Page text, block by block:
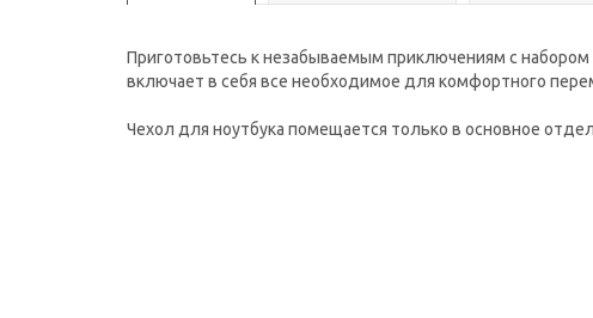
Приготовьтесь к незабываемым приключениям с
включает в себя все необходимое для комфортного
Чехол для ноутбука помещается только в основное